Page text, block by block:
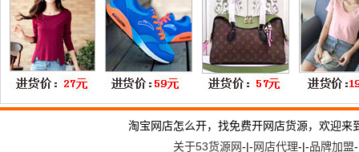
淘宝网店怎么开，找免费开网店货源，欢迎
关于53货源网-|-网店代理-|-品牌加盟